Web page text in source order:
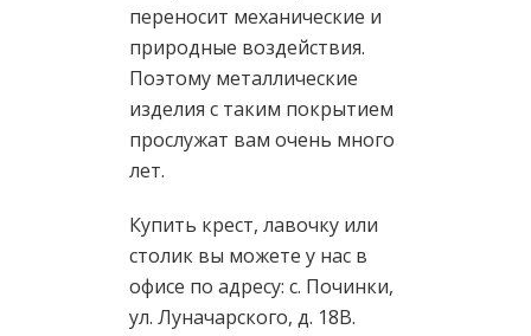
переносит механические и
природные воздействия.
Поэтому металлические
изделия с таким покрытием
прослужат вам очень много
лет.
Купить крест, лавочку или
столик вы можете у нас в
офисе по адресу: с. Починки,
ул. Луначарского, д. 18В.